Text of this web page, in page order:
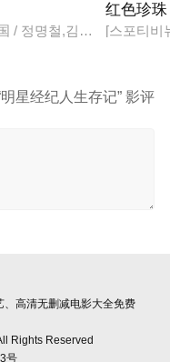
家庭崩溃烙印的一个孩
/ 정명철,김성혁,金贤叙,
红色珍珠
[스포티비
明星经纪人生存记” 影评
高清无删减电影大全免费
Rights Reserved
号